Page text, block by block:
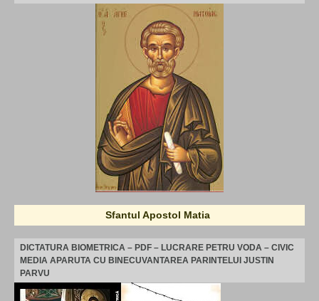
Sfantul Apostol Matia
DICTATURA BIOMETRICA – PDF – LUCRARE PETRU VODA – CIVIC
MEDIA APARUTA CU BINECUVANTAREA PARINTELUI JUSTIN
PARVU